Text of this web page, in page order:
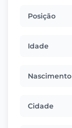
Posição
Idade
Nascimento
Cidade